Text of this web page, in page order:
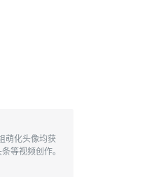
萌化头像均获
等视频创作。